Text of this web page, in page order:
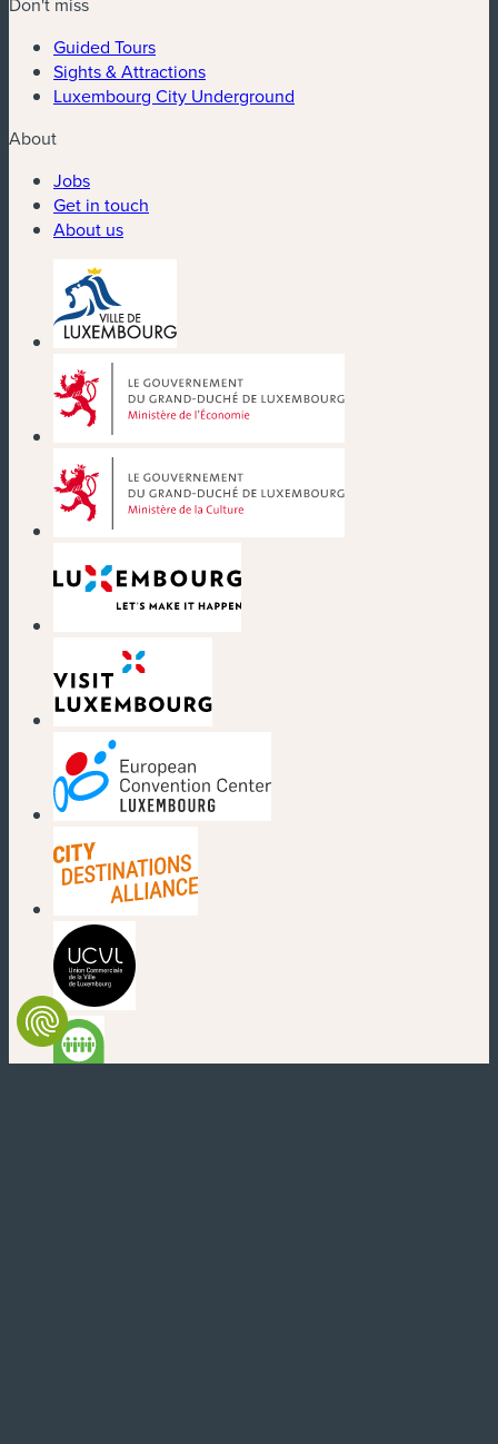
Guided Tours
Sights & Attractions
Luxembourg City Underground
About
Jobs
Get in touch
About us